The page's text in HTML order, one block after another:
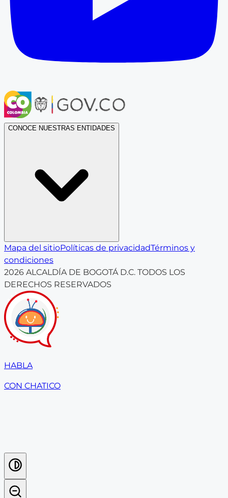
CONOCE NUESTRAS ENTIDADES
Mapa del sitioPolíticas de privacidadTérminos y
condiciones
2026 ALCALDÍA DE BOGOTÁ D.C. TODOS LOS
DERECHOS RESERVADOS
HABLA
CON CHATICO